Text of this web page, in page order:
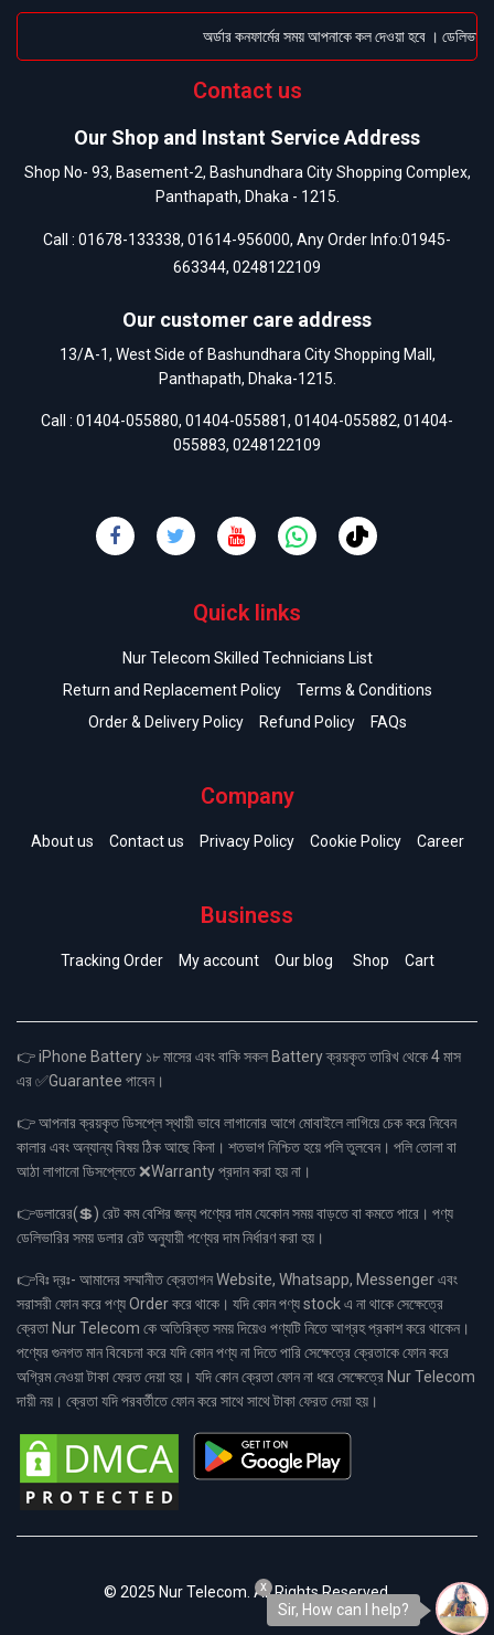
অর্ডার কনফার্মের সময় আপনাকে কল দেওয়া হবে ।
Contact us
Our Shop and Instant Service Address
Shop No- 93, Basement-2, Bashundhara City Shopping Complex,
Panthapath, Dhaka - 1215.
Call : 01678-133338, 01614-956000, Any Order Info:01945-
663344, 0248122109
Our customer care address
13/A-1, West Side of Bashundhara City Shopping Mall,
Panthapath, Dhaka-1215.
Call : 01404-055880, 01404-055881, 01404-055882, 01404-
055883, 0248122109
Quick links
Nur Telecom Skilled Technicians List
Return and Replacement Policy
Terms & Conditions
Order & Delivery Policy
Refund Policy FAQs
Company
About us Contact us Privacy Policy Cookie Policy Career
Business
Tracking Order My account Our blog Shop Cart
👉 iPhone Battery ১৮ মাসের এবং বাকি সকল Battery ক্রয়কৃত তারিখ থেকে 4 মাস
এর ✅Guarantee পাবেন।
👉 আপনার ক্রয়কৃত ডিসপ্লে স্থায়ী ভাবে লাগানোর আগে মোবাইলে লাগিয়ে চেক করে নিবেন
কালার এবং অন্যান্য বিষয় ঠিক আছে কিনা। শতভাগ নিশ্চিত হয়ে পলি তুলবেন। পলি তোলা বা
আঠা লাগানো ডিসপ্লেতে ❌Warranty প্রদান করা হয় না।
👉ডলারের(💲) রেট কম বেশির জন্য পণ্যের দাম যেকোন সময় বাড়তে বা কমতে পারে। পণ্য
ডেলিভারির সময় ডলার রেট অনুযায়ী পণ্যের দাম নির্ধারণ করা হয়।
👉বিঃ দ্রঃ- আমাদের সম্মানীত ক্রেতাগন Website, Whatsapp, Messenger এবং
সরাসরী ফোন করে পণ্য Order করে থাকে। যদি কোন পণ্য stock এ না থাকে সেক্ষেত্রে
ক্রেতা Nur Telecom কে অতিরিক্ত সময় দিয়েও পণ্যটি নিতে আগ্রহ প্রকাশ করে থাকেন।
পণ্যের গুনগত মান বিবেচনা করে যদি কোন পণ্য না দিতে পারি সেক্ষেত্রে ক্রেতাকে ফোন করে
অগ্রিম নেওয়া টাকা ফেরত দেয়া হয়। যদি কোন ক্রেতা ফোন না ধরে সেক্ষেত্রে Nur Telecom
দায়ী নয়। ক্রেতা যদি পরবর্তীতে ফোন করে সাথে সাথে টাকা ফেরত দেয়া হয়।
© 2025 Nur Telecom. All Rights Reserved.
Sir, How can I help?
x